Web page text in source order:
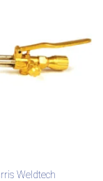
Weldtech